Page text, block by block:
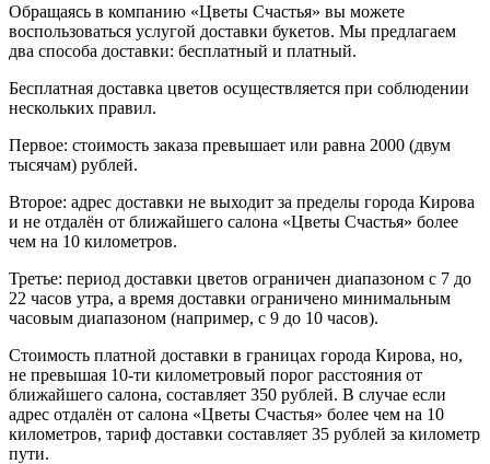
Обращаясь в компанию «Цветы Счастья» вы можете
воспользоваться услугой доставки букетов. Мы предлагаем
два способа доставки: бесплатный и платный.
Бесплатная доставка цветов осуществляется при соблюдении
нескольких правил.
Первое: стоимость заказа превышает или равна 2000 (двум
тысячам) рублей.
Второе: адрес доставки не выходит за пределы города Кирова
и не отдалён от ближайшего салона «Цветы Счастья» более
чем на 10 километров.
Третье: период доставки цветов ограничен диапазоном с 7 до
22 часов утра, а время доставки ограничено минимальным
часовым диапазоном (например, с 9 до 10 часов).
Стоимость платной доставки в границах города Кирова, но,
не превышая 10-ти километровый порог расстояния от
ближайшего салона, составляет 350 рублей. В случае если
адрес отдалён от салона «Цветы Счастья» более чем на 10
километров, тариф доставки составляет 35 рублей за километр
пути.